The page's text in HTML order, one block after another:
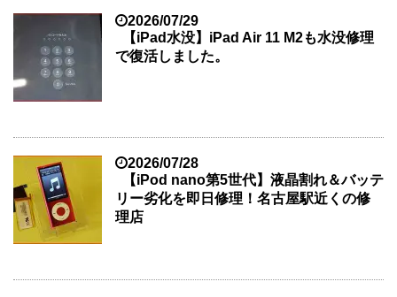
2026/07/29
【iPad水没】iPad Air 11 M2も水没修理
で復活しました。
2026/07/28
【iPod nano第5世代】液晶割れ＆バッテ
リー劣化を即日修理！名古屋駅近くの修
理店